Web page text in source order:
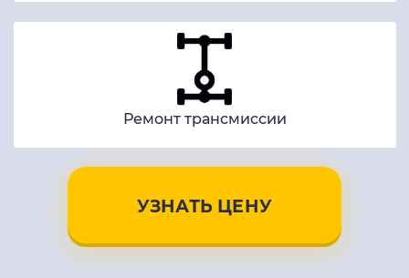
Ремонт трансмиссии
УЗНАТЬ ЦЕНУ